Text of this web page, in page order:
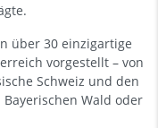
über 30 einzigartige
vorgestellt – von
Schweiz und den
Wald oder